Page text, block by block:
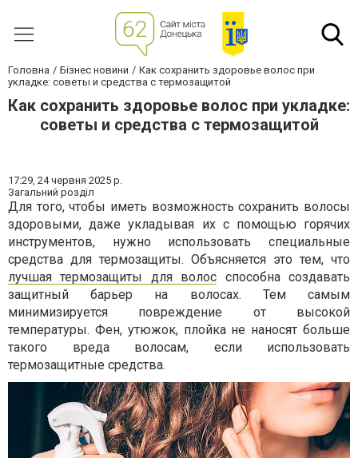
Головна Бізнес новини
Как сохранить здоровье волос при
укладке: советы и средства с термозащитой
Как сохранить здоровье волос при укладке:
советы и средства с термозащитой
17:29, 24 червня 2025 р.
Загальний розділ
Для того, чтобы иметь возможность сохранить волосы
здоровыми, даже укладывая их с помощью горячих
инструментов, нужно использовать специальные
средства для термозащиты. Объясняется это тем, что
лучшая термозащиты для волос способна создавать
защитный барьер на волосах. Тем самым
минимизируется повреждение от высокой
температуры. Фен, утюжок, плойка не наносят больше
такого вреда волосам, если использовать
термозащитные средства.